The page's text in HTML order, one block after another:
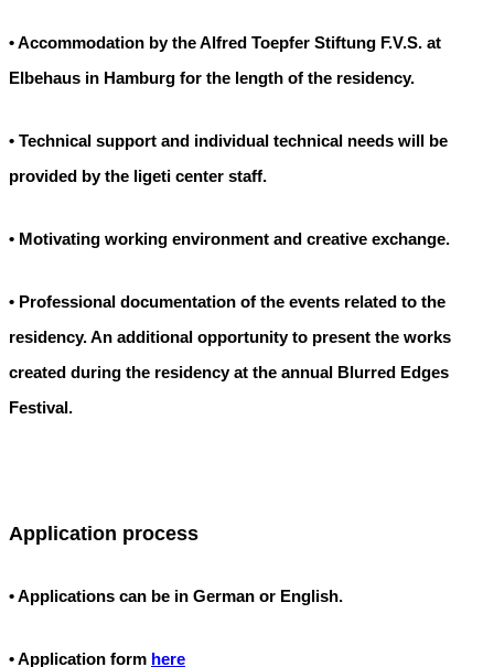
• Accommodation by the Alfred Toepfer Stiftung F.V.S. at
Elbehaus in Hamburg for the length of the residency.
• Technical support and individual technical needs will be
provided by the ligeti center staff.
• Motivating working environment and creative exchange.
• Professional documentation of the events related to the
residency. An additional opportunity to present the works
created during the residency at the annual Blurred Edges
Festival.
Application process
• Applications can be in German or English.
• Application form here